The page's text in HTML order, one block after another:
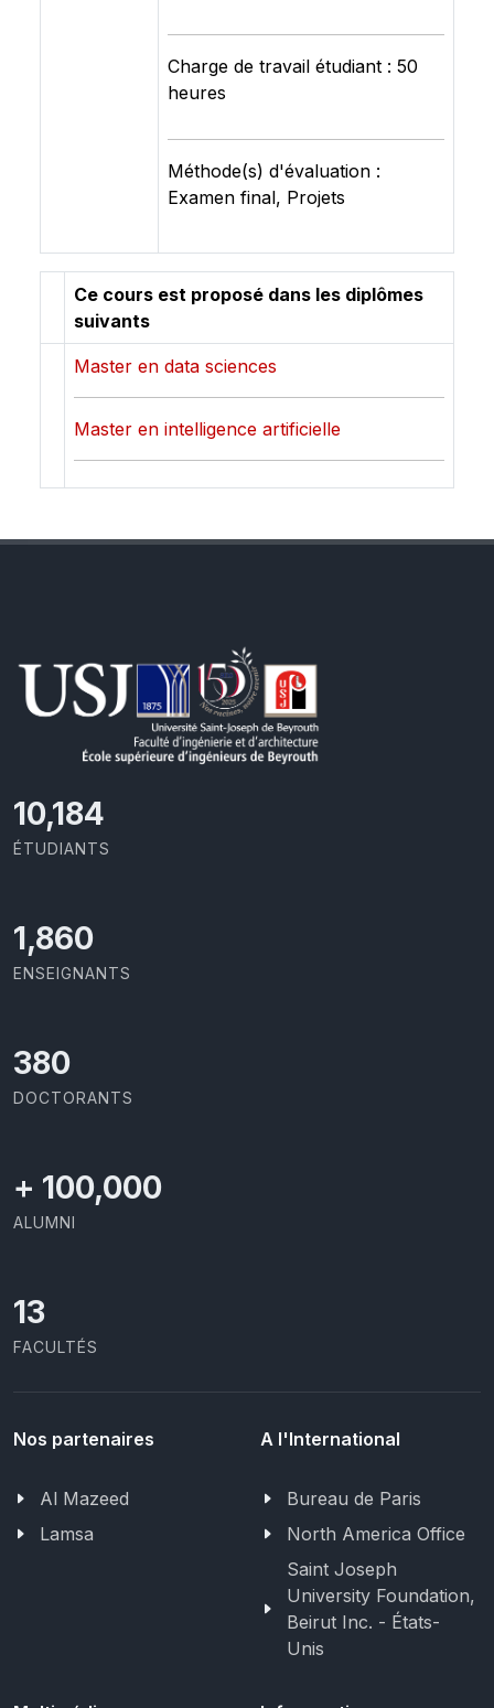
Charge de travail étudiant : 50
heures
Méthode(s) d'évaluation :
Examen final, Projets
Ce cours est proposé dans les diplômes
suivants
Master en data sciences
Master en intelligence artificielle
10,801
ÉTUDIANTS
1,973
ENSEIGNANTS
403
DOCTORANTS
+ 100,000
ALUMNI
13
FACULTÉS
Nos partenaires
Al Mazeed
Lamsa
A l'International
Bureau de Paris
North America Office
Saint Joseph
University Foundation,
Beirut Inc. - États-
Unis